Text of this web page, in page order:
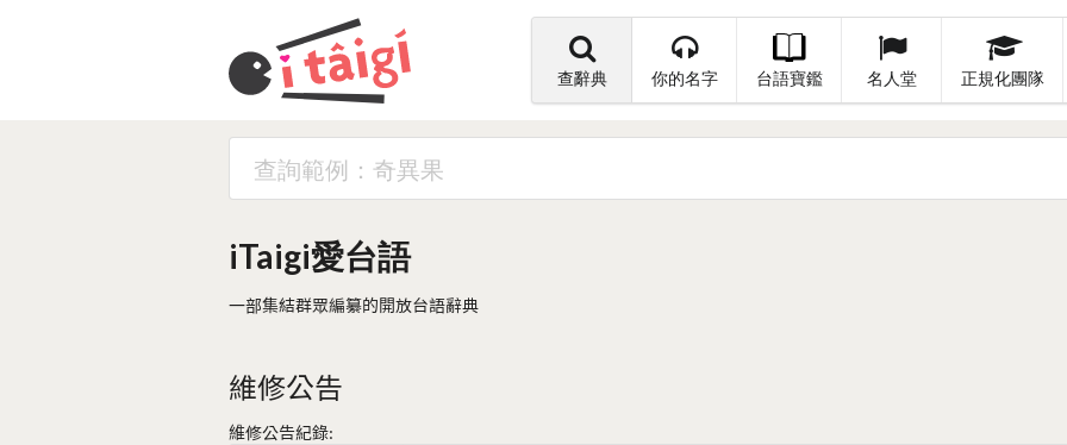
查辭典 你的名字 台語寶鑑 名人堂 正規化團隊
iTaigi愛台語
一部集結群眾編纂的開放台語辭典
維修公告
維修公告紀錄: